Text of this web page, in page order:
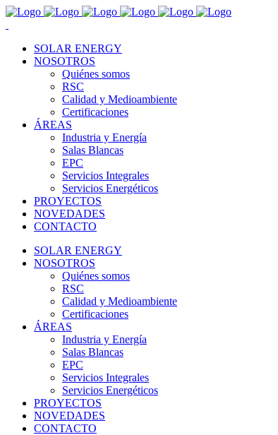
SOLAR ENERGY
NOSOTROS
Quiénes somos
RSC
Calidad y Medioambiente
Certificaciones
ÁREAS
Industria y Energía
Salas Blancas
EPC
Servicios Integrales
Servicios Energéticos
PROYECTOS
NOVEDADES
CONTACTO
SOLAR ENERGY
NOSOTROS
Quiénes somos
RSC
Calidad y Medioambiente
Certificaciones
ÁREAS
Industria y Energía
Salas Blancas
EPC
Servicios Integrales
Servicios Energéticos
PROYECTOS
NOVEDADES
CONTACTO